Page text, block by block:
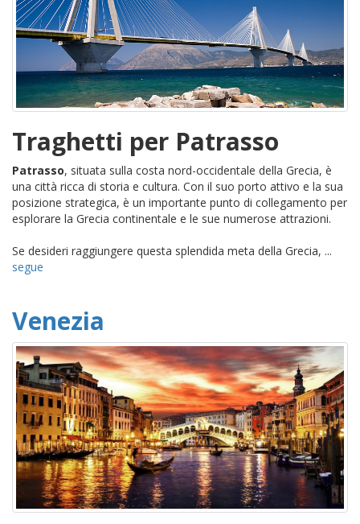
Traghetti per Patrasso
Patrasso, situata sulla costa nord-occidentale della Grecia, è
una città ricca di storia e cultura. Con il suo porto attivo e la sua
posizione strategica, è un importante punto di collegamento per
esplorare la Grecia continentale e le sue numerose attrazioni.
Se desideri raggiungere questa splendida meta della Grecia, ...
segue
Venezia